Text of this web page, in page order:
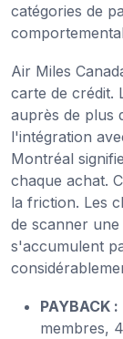
catégories de
Air Miles
carte de crédit.
auprès de plus
l'intégration
Montréal
chaque achat.
la friction. Les
de scanner
s'accumulent
PAYBACK :
membres,